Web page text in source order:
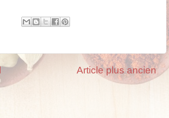
Article plus ancien